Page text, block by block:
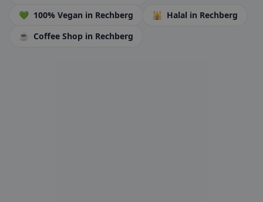
💚 100% Vegan in Rechberg 🕌 Halal in Rechberg
☕ Coffee Shop in Rechberg